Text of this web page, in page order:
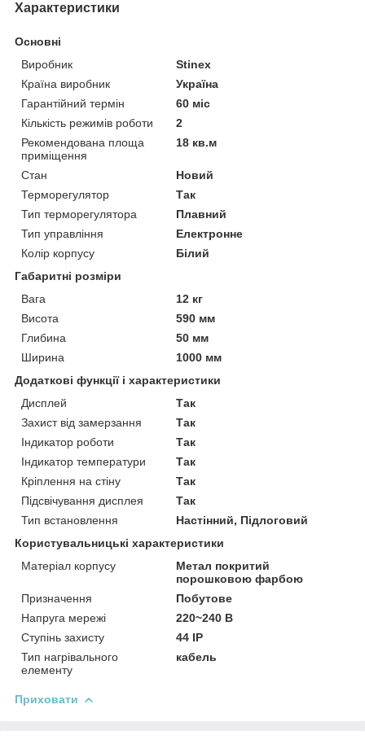
Характеристики
Основні
Виробник
Stinex
Країна виробник
Україна
Гарантійний термін
60 міс
Кількість режимів роботи
2
Рекомендована площа
приміщення
18 кв.м
Стан
Новий
Терморегулятор
Так
Тип терморегулятора
Плавний
Тип управління
Електронне
Колір корпусу
Білий
Габаритні розміри
Вага
12 кг
Висота
590 мм
Глибина
50 мм
Ширина
1000 мм
Додаткові функції і характеристики
Дисплей
Так
Захист від замерзання
Так
Індикатор роботи
Так
Індикатор температури
Так
Кріплення на стіну
Так
Підсвічування дисплея
Так
Тип встановлення
Настінний, Підлоговий
Користувальницькі характеристики
Матеріал корпусу
Метал покритий
порошковою фарбою
Призначення
Побутове
Напруга мережі
220~240 В
Ступінь захисту
44 IP
Тип нагрівального
елементу
кабель
Приховати